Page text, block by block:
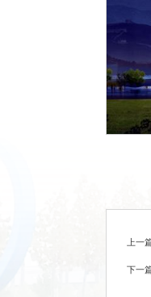
上一
下一